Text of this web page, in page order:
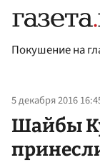
Покушение на
5 декабря 2016
Шайбы